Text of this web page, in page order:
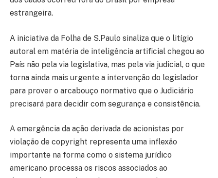
estrangeira.
A iniciativa da Folha de S.Paulo sinaliza que o litígio
autoral em matéria de inteligência artificial chegou ao
País não pela via legislativa, mas pela via judicial, o que
torna ainda mais urgente a intervenção do legislador
para prover o arcabouço normativo que o Judiciário
precisará para decidir com segurança e consistência.
A emergência da ação derivada de acionistas por
violação de copyright representa uma inflexão
importante na forma como o sistema jurídico
americano processa os riscos associados ao